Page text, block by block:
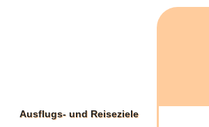
Ausflugs- und Reiseziele